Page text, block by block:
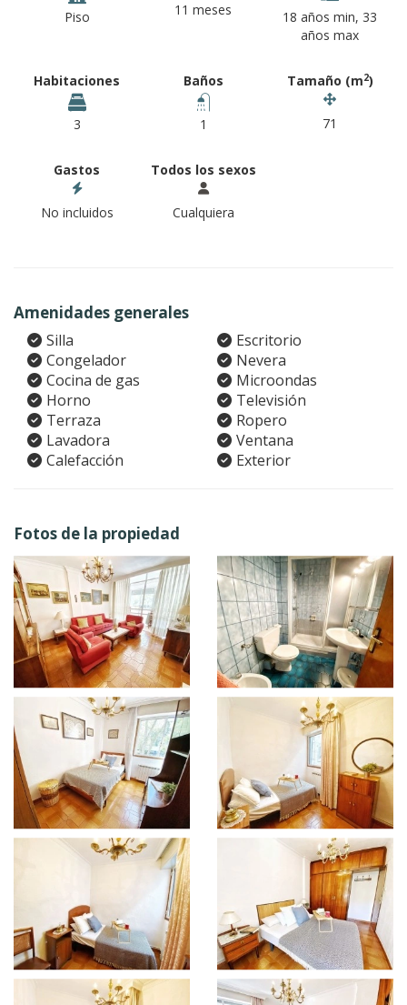
Piso 11 meses
18 años min, 33
años max
Habitaciones
3
Baños
1
Tamaño (m2)
71
Gastos
No incluidos
Todos los sexos
Cualquiera
Amenidades generales
Silla
Escritorio
Congelador
Nevera
Cocina de gas
Microondas
Horno
Televisión
Terraza
Ropero
Lavadora
Ventana
Calefacción
Exterior
Fotos de la propiedad